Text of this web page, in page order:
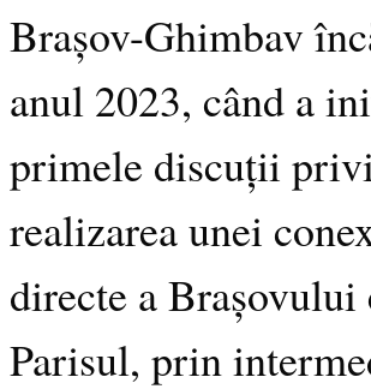
Brașov-Ghimbav
anul 2023, când a
primele discuții
realizarea unei
directe a Brașovului
Parisul, prin